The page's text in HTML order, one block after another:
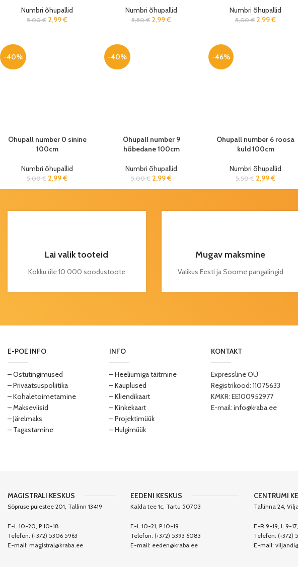
Numbri õhupallid
5,00€ 2,99€
Numbri õhupallid
5,50€ 2,99€
Numbri õhupallid
5,00€ 2,99€
-40%
Õhupall number 0 sinine
100cm
Numbri õhupallid
5,00€ 2,99€
-40%
Õhupall number 9
hõbedane 100cm
Numbri õhupallid
5,00€ 2,99€
-46%
Õhupall number 6 roosa
kuld 100cm
Numbri õhupallid
5,50€ 2,99€
Lai valik tooteid
Kokku üle 10 000 soodustoote
Mugav maksmine
Valikus Eesti ja Soome pangalingid
E-POE INFO
– Ostutingimused
– Privaatsuspoliitika
– Kohaletoimetamine
– Makseviisid
– Järelmaks
– Tagastamine
INFO
– Heeliumiga täitmine
– Kauplused
– Kliendikaart
– Kinkekaart
– Projektimüük
– Hulgimüük
KONTAKT
Expressline OÜ
Registrikood: 11075633
KMKR: EE100952977
E-mail: info@kraba.ee
MAGISTRALI KESKUS
Sõpruse puiestee 201, Tallinn 13419
E-L 10-20, P 10-18
Telefon: (+372) 5306 5963
E-mail: magistral@kraba.ee
EEDENI KESKUS
Kalda tee 1c, Tartu 50703
E-L 10-21, P 10-19
Telefon: (+372) 5393 6083
E-mail: eeden@kraba.ee
CENTRUMI
Tallinna 24,
E-R 9-19, L 9-
Telefon: (+372)
E-mail: